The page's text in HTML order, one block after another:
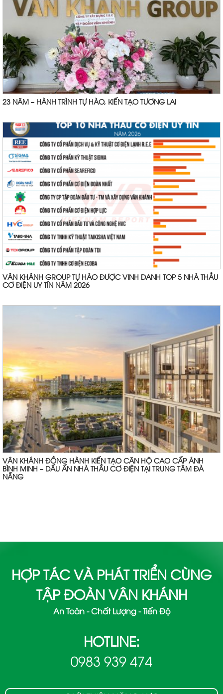
23 NĂM – HÀNH TRÌNH TỰ HÀO, KIẾN TẠO TƯƠNG LAI
VÂN KHÁNH GROUP TỰ HÀO ĐƯỢC VINH DANH TOP 5 NHÀ THẦU
CƠ ĐIỆN UY TÍN NĂM 2026
VÂN KHÁNH ĐỒNG HÀNH KIẾN TẠO CĂN HỘ CAO CẤP ÁNH
BÌNH MINH – DẤU ẤN NHÀ THẦU CƠ ĐIỆN TẠI TRUNG TÂM ĐÀ
NẴNG
HỢP TÁC VÀ PHÁT TRIỂN CÙNG
TẬP ĐOÀN VÂN KHÁNH
An Toàn - Chất Lượng - Tiến Độ
HOTLINE:
0983 939 474